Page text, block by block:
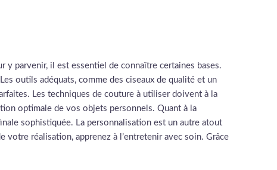
parvenir, il est essentiel de connaître certaines bases.
outils adéquats, comme des ciseaux de qualité et un
Les techniques de couture à utiliser doivent à la
optimale de vos objets personnels. Quant à la
sophistiquée. La personnalisation est un autre atout
réalisation, apprenez à l’entretenir avec soin. Grâce